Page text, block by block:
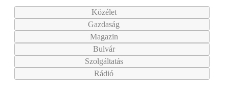
Közélet
Gazdaság
Magazin
Bulvár
Szolgáltatás
Rádió